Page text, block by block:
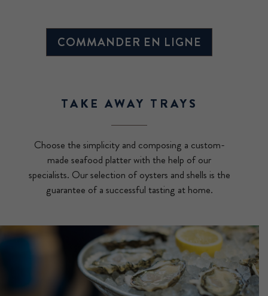
COMMANDER EN LIGNE
TAKE AWAY TRAYS
Choose the simplicity and composing a custom-
made seafood platter with the help of our
specialists. Our selection of oysters and shells is the
guarantee of a successful tasting at home.